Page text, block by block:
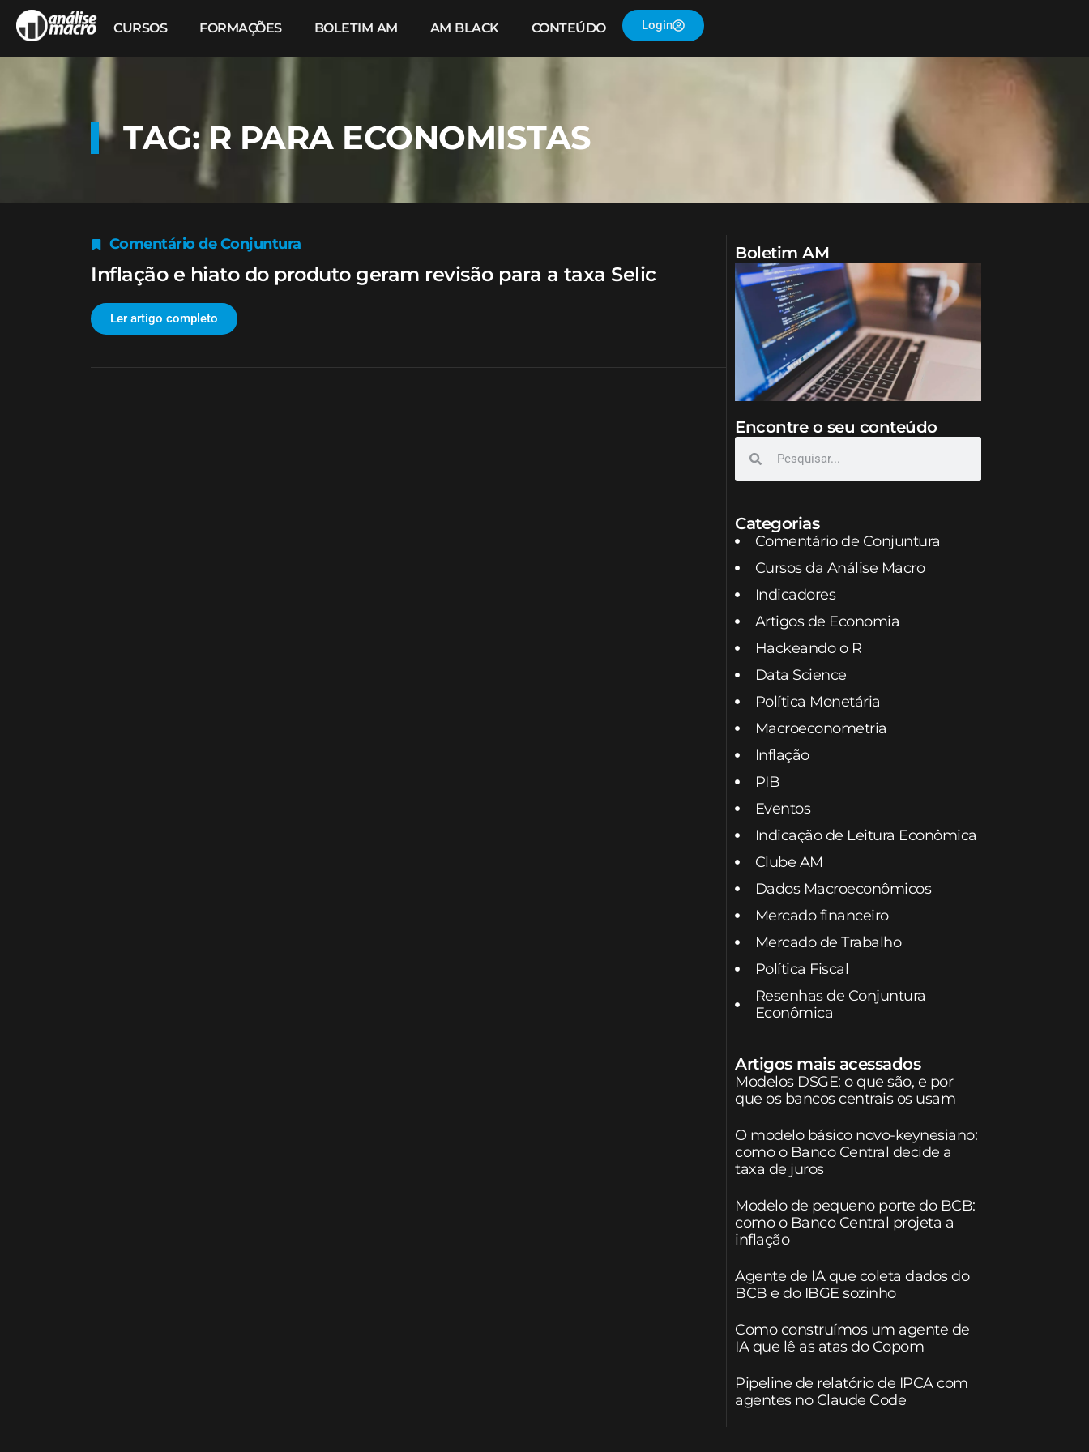
CURSOS FORMAÇÕES BOLETIM AM AM BLACK CONTEÚDO Login
TAG: R PARA ECONOMISTAS
Comentário de Conjuntura
Inflação e hiato do produto geram revisão para a taxa Selic
Ler artigo completo
Boletim AM
Encontre o seu conteúdo
Categorias
Comentário de Conjuntura
Cursos da Análise Macro
Indicadores
Artigos de Economia
Hackeando o R
Data Science
Política Monetária
Macroeconometria
Inflação
PIB
Eventos
Indicação de Leitura Econômica
Clube AM
Dados Macroeconômicos
Mercado financeiro
Mercado de Trabalho
Política Fiscal
Resenhas de Conjuntura
Econômica
Artigos mais acessados
Modelos DSGE: o que são, e por
que os bancos centrais os usam
O modelo básico novo-keynesiano:
como o Banco Central decide a
taxa de juros
Modelo de pequeno porte do BCB:
como o Banco Central projeta a
inflação
Agente de IA que coleta dados do
BCB e do IBGE sozinho
Como construímos um agente de
IA que lê as atas do Copom
Pipeline de relatório de IPCA com
agentes no Claude Code